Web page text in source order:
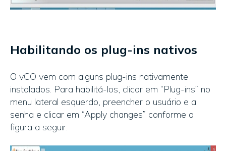
Habilitando os plug-ins nativos
O vCO vem com alguns plug-ins nativamente
instalados. Para habilitá-los, clicar em “Plug-ins” no
menu lateral esquerdo, preencher o usuário e a
senha e clicar em “Apply changes” conforme a
figura a seguir: